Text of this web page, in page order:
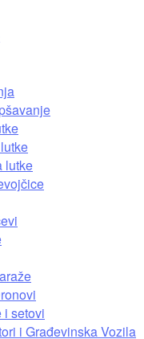
lutke
i setovi
i Građevinska Vozila